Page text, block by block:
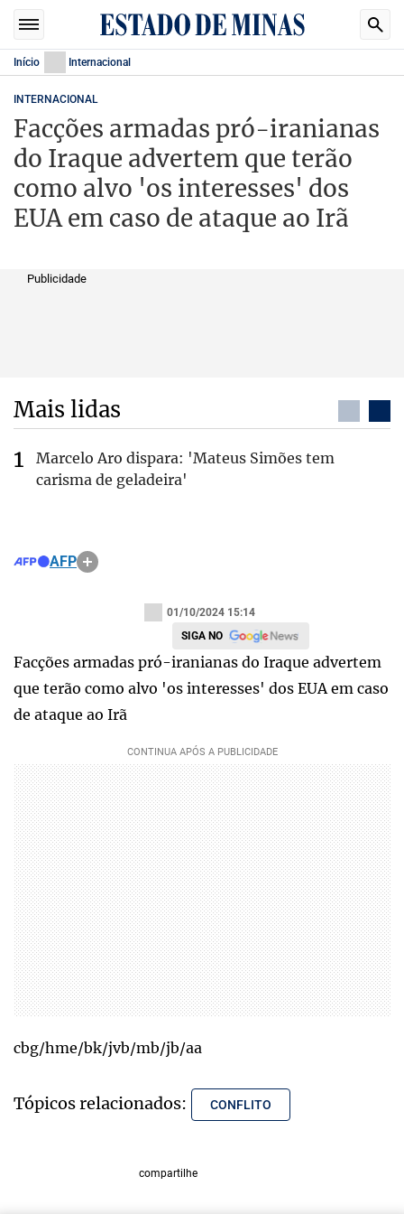
Início Internacional
INTERNACIONAL
Facções armadas pró-iranianas
do Iraque advertem que terão
como alvo 'os interesses' dos
EUA em caso de ataque ao Irã
Publicidade
Mais lidas
Marcelo Aro dispara: 'Mateus Simões tem
carisma de geladeira'
AFP
01/10/2024 15:14
SIGA NO
Facções armadas pró-iranianas do Iraque advertem
que terão como alvo 'os interesses' dos EUA em caso
de ataque ao Irã
cbg/hme/bk/jvb/mb/jb/aa
Tópicos relacionados: CONFLITO
compartilhe